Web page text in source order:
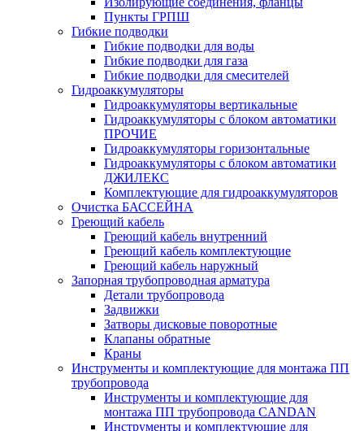
Пункты ГРПШ
Гибкие подводки
Гибкие подводки для воды
Гибкие подводки для газа
Гибкие подводки для смесителей
Гидроаккумуляторы
Гидроаккумуляторы вертикальные
Гидроаккумуляторы с блоком автоматики
ПРОЧИЕ
Гидроаккумуляторы горизонтальные
Гидроаккумуляторы с блоком автоматики
ДЖИЛЕКС
Комплектующие для гидроаккумуляторов
Очистка БАССЕЙНА
Греющий кабель
Греющий кабель внутренний
Греющий кабель комплектующие
Греющий кабель наружный
Запорная трубопроводная арматура
Детали трубопровода
Задвижки
Затворы дисковые поворотные
Клапаны обратные
Краны
Инструменты и комплектующие для монтажа ПП
трубопровода
Инструменты и комплектующие для
монтажа ПП трубопровода CANDAN
Инструменты и комплектующие для